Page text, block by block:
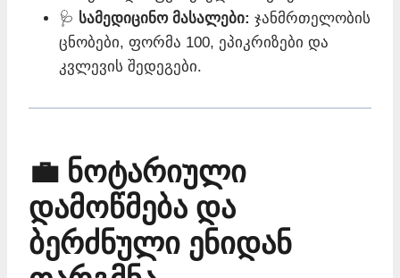
🩺 სამედიცინო მასალები: ჯანმრთელობის
ცნობები, ფორმა 100, ეპიკრიზები და
კვლევის შედეგები.
💼 ნოტარიული
დამოწმება და
ბერძნული ენიდან